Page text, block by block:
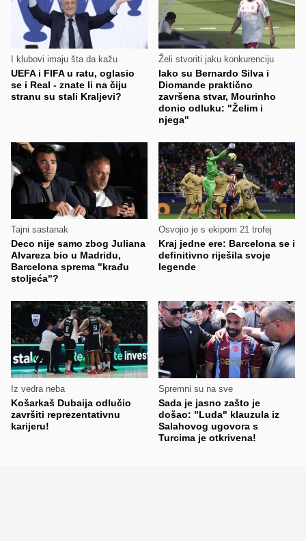
I klubovi imaju šta da kažu
UEFA i FIFA u ratu, oglasio
se i Real - znate li na čiju
stranu su stali Kraljevi?
Želi stvoriti jaku konkurenciju
Iako su Bernardo Silva i
Diomande praktično
završena stvar, Mourinho
donio odluku: "Želim i
njega"
Tajni sastanak
Deco nije samo zbog Juliana
Alvareza bio u Madridu,
Barcelona sprema "krađu
stoljeća"?
Osvojio je s ekipom 21 trofej
Kraj jedne ere: Barcelona se i
definitivno riješila svoje
legende
Iz vedra neba
Košarkaš Dubaija odlučio
završiti reprezentativnu
karijeru!
Spremni su na sve
Sada je jasno zašto je
došao: "Luda" klauzula iz
Salahovog ugovora s
Turcima je otkrivena!